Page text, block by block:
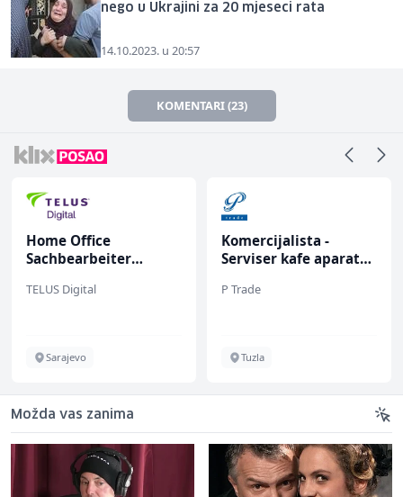
nego u Ukrajini za 20 mjeseci rata
14.10.2023. u 20:57
KOMENTARI (23)
Home Office
Sachbearbeiter
bekannten deutschen
TELUS Digital
Sarajevo
Komercijalista -
Serviser kafe aparata
P Trade
Tuzla
Možda vas zanima